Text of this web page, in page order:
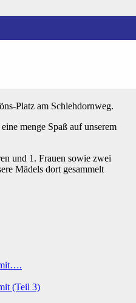
euch mit
Platz am Schlehdornweg.
menge Spaß auf unserem
und 1. Frauen sowie zwei
Mädels dort gesammelt
(Teil 3)